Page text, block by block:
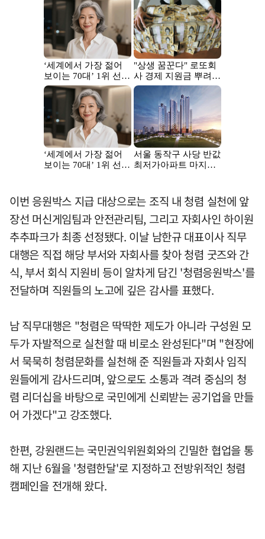
이번 응원박스 지급 대상으로는 조직 내 청렴 실천에 앞
장선 머신게임팀과 안전관리팀, 그리고 자회사인 하이원
추추파크가 최종 선정됐다. 이날 남한규 대표이사 직무
대행은 직접 해당 부서와 자회사를 찾아 청렴 굿즈와 간
식, 부서 회식 지원비 등이 알차게 담긴 '청렴응원박스'를
전달하며 직원들의 노고에 깊은 감사를 표했다.
남 직무대행은 "청렴은 딱딱한 제도가 아니라 구성원 모
두가 자발적으로 실천할 때 비로소 완성된다"며 "현장에
서 묵묵히 청렴문화를 실천해 준 직원들과 자회사 임직
원들에게 감사드리며, 앞으로도 소통과 격려 중심의 청
렴 리더십을 바탕으로 국민에게 신뢰받는 공기업을 만들
어 가겠다"고 강조했다.
한편, 강원랜드는 국민권익위원회와의 긴밀한 협업을 통
해 지난 6월을 '청렴한달'로 지정하고 전방위적인 청렴
캠페인을 전개해 왔다.